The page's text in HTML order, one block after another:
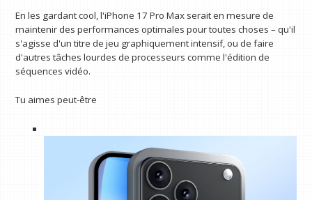
En les gardant cool, l'iPhone 17 Pro Max serait en mesure de
maintenir des performances optimales pour toutes choses – qu'il
s'agisse d'un titre de jeu graphiquement intensif, ou de faire
d'autres tâches lourdes de processeurs comme l'édition de
séquences vidéo.
Tu aimes peut-être